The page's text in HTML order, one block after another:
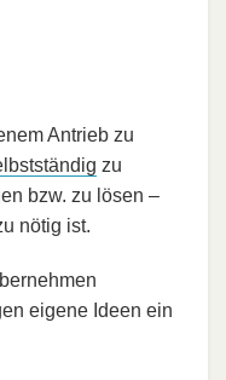
Antrieb zu
zu
bzw. zu lösen –
nötig ist.
eigene Ideen ein